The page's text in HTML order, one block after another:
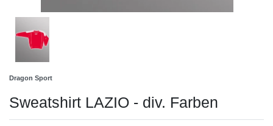
Dragon Sport
Sweatshirt LAZIO - div. Farben